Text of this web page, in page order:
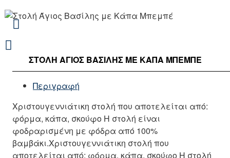
ΣΤΟΛΉ ΆΓΙΟΣ ΒΑΣΊΛΗΣ ΜΕ ΚΆΠΑ ΜΠΕΜΠΈ
Περιγραφή
Χριστουγεννιάτικη στολή που αποτελείται από:
φόρμα, κάπα, σκούφο Η στολή είναι
φοδραρισμένη με φόδρα από 100%
βαμβάκι.Χριστουγεννιάτικη στολή που
αποτελείται από: φόρμα, κάπα, σκούφο Η στολή